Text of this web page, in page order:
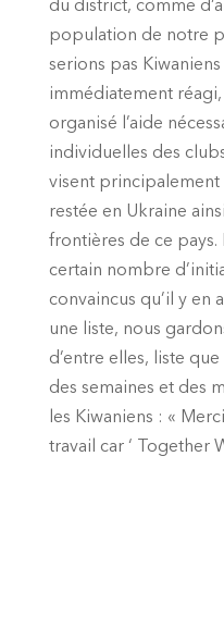
du district, comme
population de notre
serions pas Kiwaniens
immédiatement
organisé l’aide
individuelles des
visent
restée en Ukraine
frontières de ce pays.
certain nombre
convaincus qu’il y en
une liste, nous
d’entre elles, liste
des semaines et des
les Kiwaniens : «
travail car ‘ Together